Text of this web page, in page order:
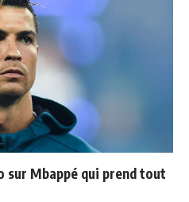
sur Mbappé qui prend tout